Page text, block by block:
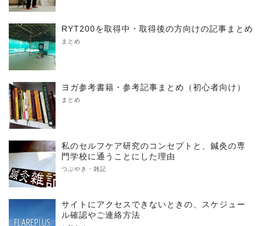
RYT200を取得中・取得後の方向けの記事まとめ
まとめ
ヨガ参考書籍・参考記事まとめ（初心者向け）
まとめ
私のセルフケア研究のコンセプトと、鍼灸の専
門学校に通うことにした理由
つぶやき・雑記
サイトにアクセスできないときの、スケジュー
ル確認やご連絡方法